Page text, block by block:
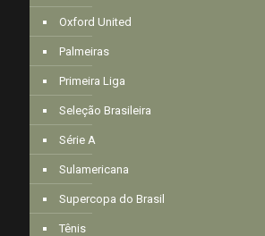
Oxford United
Palmeiras
Primeira Liga
Seleção Brasileira
Série A
Sulamericana
Supercopa do Brasil
Tênis